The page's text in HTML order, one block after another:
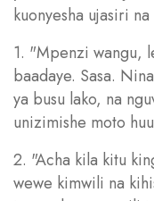
kuonyesha ujasiri
1. "Mpenzi wangu,
baadaye. Sasa.
ya busu lako, na
unizimishe moto
2. "Acha kila kitu
wewe kimwili na